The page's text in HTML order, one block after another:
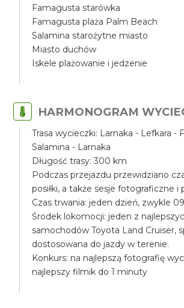
Famagusta starówka
Famagusta plaża Palm Beach
Salamina starożytne miasto
Miasto duchów
Iskele plażowanie i jedzenie
HARMONOGRAM
Trasa wycieczki: Larnaka - Lefkara -
Salamina - Larnaka
Długość trasy: 300 km
Podczas przejazdu przewidziano
posiłki, a także sesje fotograficzne i
Czas trwania: jeden dzień, zwykle
Środek lokomocji: jeden z
samochodów Toyota Land Cruiser,
dostosowana do jazdy w terenie.
Konkurs: na najlepszą fotografię
najlepszy filmik do 1 minuty